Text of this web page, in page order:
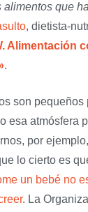
alimentos que
, dietista-
Alimentación
.
son pequeños
esa atmósfera
por
lo cierto es
un bebé no
. La